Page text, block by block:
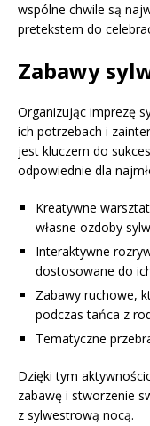
wspólne chwile są
pretekstem do
Zabawy
Organizując imprezę
ich potrzebach i
jest kluczem do
odpowiednie dla
Kreatywne
własne ozdoby
Interaktywne
dostosowane do
Zabawy ruchowe,
podczas tańca z
Tematyczne
Dzięki tym
zabawę i stworzenie
z sylwestrową nocą.